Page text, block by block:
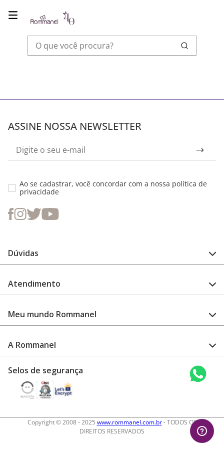
O que você procura?
ASSINE NOSSA NEWSLETTER
Ao se cadastrar, você concordar com a nossa política de
privacidade
Dúvidas
Guia de medidas
Como configurar meu relógio
Garantia
Atendimento
Encontre uma loja
Meu mundo Rommanel
Revenda Rommanel
A Rommanel
Trabalhe conosco
Termos de uso
Diretos autorais
Selos de segurança
Copyright © 2008 - 2025 www.rommanel.com.br- TODOS OS
DIREITOS RESERVADOS